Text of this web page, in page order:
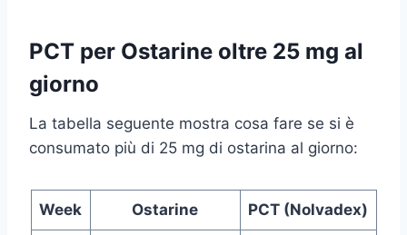
PCT per Ostarine oltre 25 mg al
giorno
La tabella seguente mostra cosa fare se si è
consumato più di 25 mg di ostarina al giorno:
Week Ostarine PCT (Nolvadex)